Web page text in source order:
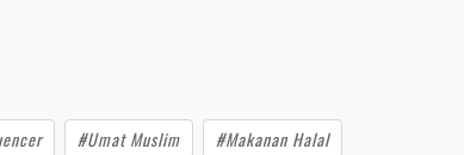
#Umat Muslim #Makanan Halal